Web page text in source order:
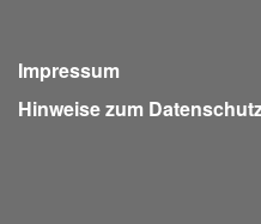
Impressum
Hinweise zum